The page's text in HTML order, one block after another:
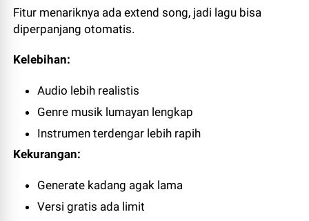
Fitur menariknya ada extend song, jadi lagu bisa
diperpanjang otomatis.
Kelebihan:
Audio lebih realistis
Genre musik lumayan lengkap
Instrumen terdengar lebih rapih
Kekurangan:
Generate kadang agak lama
Versi gratis ada limit